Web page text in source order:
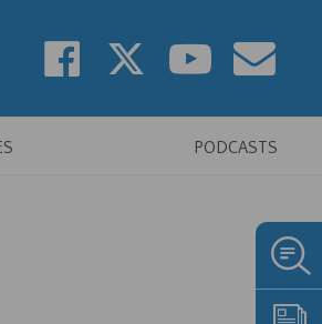
PODCASTS